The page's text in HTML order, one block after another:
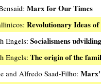
Marx for Our Times
Revolutionary Ideas
Engels: Socialismens
Engels: The origin of the
and Alfredo Saad-Filho: